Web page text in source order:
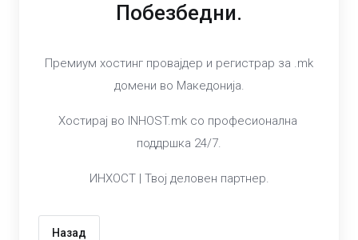
Побезбедни.
Премиум хостинг провајдер и регистрар за .mk
домени во Македонија.
Хостирај во INHOST.mk со професионална
поддршка 24/7.
ИНХОСТ | Твој деловен партнер.
Назад